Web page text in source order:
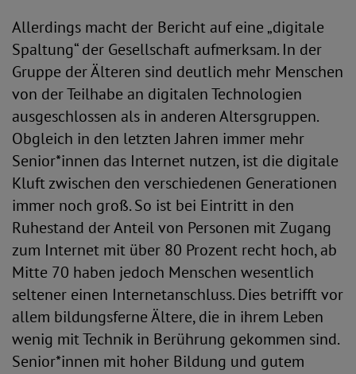
Allerdings macht der Bericht auf eine „digitale
Spaltung“ der Gesellschaft aufmerksam. In der
Gruppe der Älteren sind deutlich mehr Menschen
von der Teilhabe an digitalen Technologien
ausgeschlossen als in anderen Altersgruppen.
Obgleich in den letzten Jahren immer mehr
Senior*innen das Internet nutzen, ist die digitale
Kluft zwischen den verschiedenen Generationen
immer noch groß. So ist bei Eintritt in den
Ruhestand der Anteil von Personen mit Zugang
zum Internet mit über 80 Prozent recht hoch, ab
Mitte 70 haben jedoch Menschen wesentlich
seltener einen Internetanschluss. Dies betrifft vor
allem bildungsferne Ältere, die in ihrem Leben
wenig mit Technik in Berührung gekommen sind.
Senior*innen mit hoher Bildung und gutem